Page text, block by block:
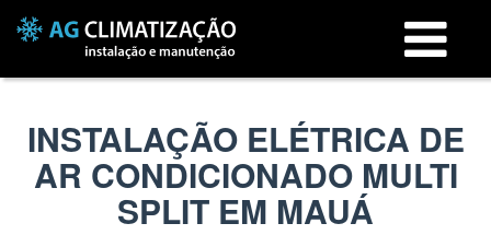
Menu
INSTALAÇÃO ELÉTRICA DE
AR CONDICIONADO MULTI
SPLIT EM MAUÁ